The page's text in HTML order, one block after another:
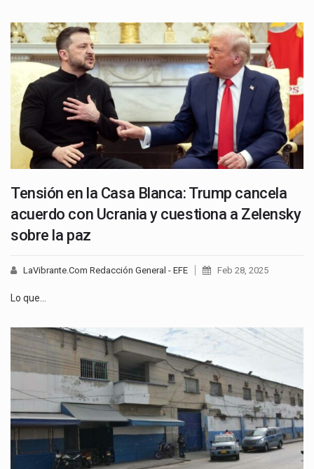
Tensión en la Casa Blanca: Trump cancela
acuerdo con Ucrania y cuestiona a Zelensky
sobre la paz
LaVibrante.Com Redacción General - EFE Feb 28, 2025
Lo que…